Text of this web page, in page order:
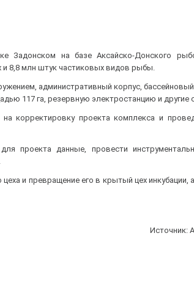
Задонском на базе Аксайско-Донского
8,8 млн штук частиковых видов рыбы.
административный корпус,
117 га, резервную электростанцию и другие
корректировку проекта комплекса и
проекта данные, провести
и превращение его в крытый цех инкубации,
Источник: